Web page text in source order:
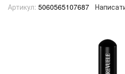
Артикул: 5060565107687